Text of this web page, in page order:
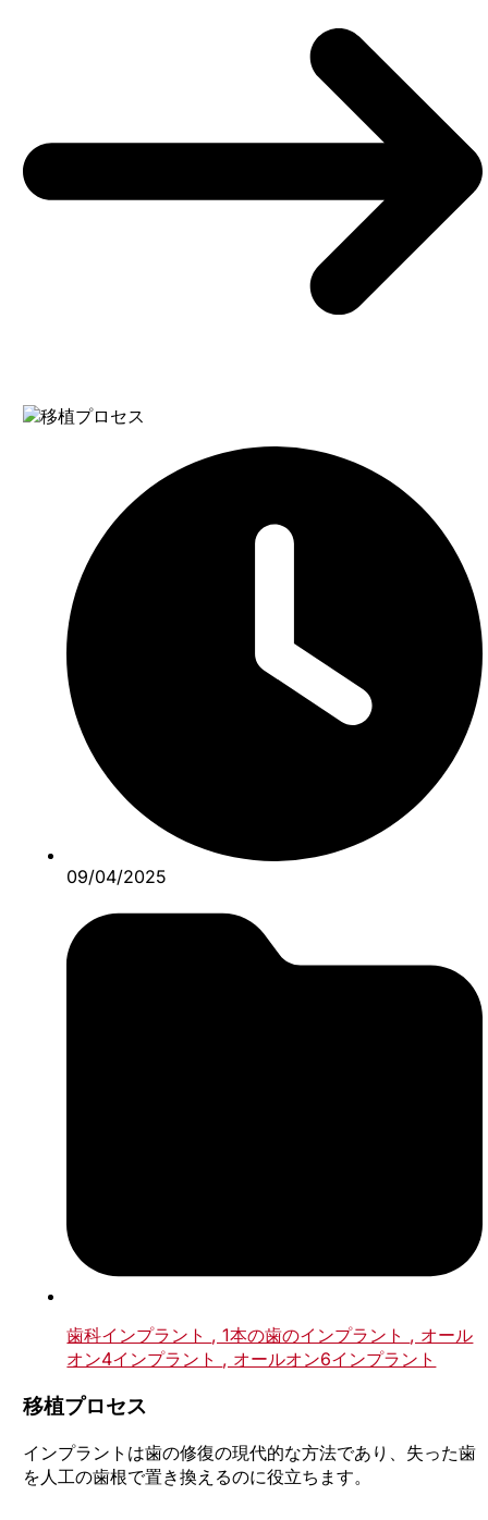
09/04/2025
歯科インプラント , 1本の歯のインプラント , オール
オン4インプラント , オールオン6インプラント
移植プロセス
インプラントは歯の修復の現代的な方法であり、失った歯
を人工の歯根で置き換えるのに役立ちます。